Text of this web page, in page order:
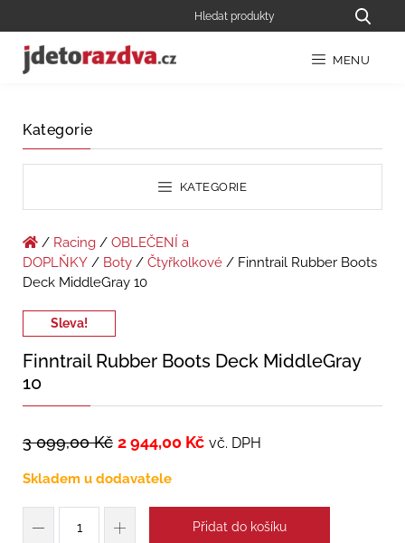
MENU
Kategorie
KATEGORIE
/ Racing / OBLEČENÍ a
DOPLŇKY / Boty / Čtyřkolkové / Finntrail Rubber Boots
Deck MiddleGray 10
Sleva!
Finntrail Rubber Boots Deck MiddleGray
10
3 099,00Kč 2 944,00 Kč vč. DPH
Skladem u dodavatele
Přidat do košíku